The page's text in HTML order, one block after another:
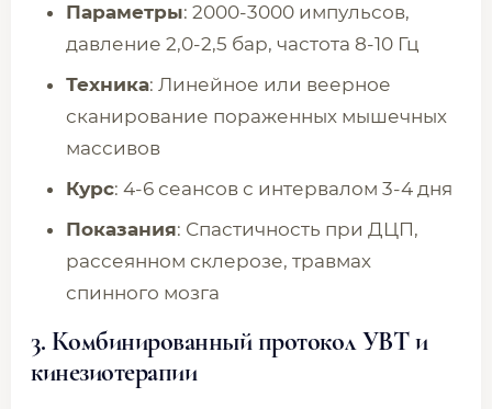
Параметры: 2000-3000 импульсов,
давление 2,0-2,5 бар, частота 8-10 Гц
Техника: Линейное или веерное
сканирование пораженных мышечных
массивов
Курс: 4-6 сеансов с интервалом 3-4 дня
Показания: Спастичность при ДЦП,
рассеянном склерозе, травмах
спинного мозга
3. Комбинированный протокол УВТ и
кинезиотерапии